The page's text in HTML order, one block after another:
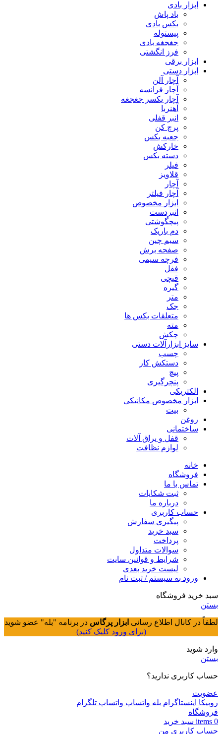
ابزار بادی
باد پاش
بکس بادی
پیستوله
جغجغه بادی
فرز انگشتی
ابزار برقی
ابزار دستی
آچار آلن
آچار فرانسه
آچار یکسر جغجغه
آهنربا
انبر قفلی
پرچ کن
جعبه بکس
خارکش
دسته بکس
فیلر
قلاویز
آچار
آچار فیلتر
ابزار مخصوص
انبردست
پیچگوشتی
دم باریک
سیم چین
صفحه برش
فرچه سیمی
ففل
قیچی
گیره
متر
جک
متعلقات بکس ها
مته
چکش
سایز ابزارآلات دستی
چسب
دستکش کار
پیچ
پنچرگیری
الکتریکی
ابزار مخصوص مکانیکی
بیت
روغن
ساختمانی
قفل و یراق آلات
لوازم نظافت
خانه
فروشگاه
تماس با ما
ثبت شکایات
درباره ما
حساب کاربری
پیگیری سفارش
سبد خرید
پرداخت
سوالات متداول
شرایط و قوانین سایت
لیست خرید بعدی
ورود به سیستم / ثبت نام
سبد خرید فروشگاه
بستن
لطفاً در کانال اطلاع رسانی ابزار پرگاس در برنامه "بله" عضو شوید
(برای ورود کلیک کنید)
وارد شوید
بستن
حساب کاربری ندارید؟
عضویت
روبیکا اینستاگرام بله واتساپ واتساپ تلگرام
فروشگاه
0
items سبد خريد
حساب کاربری من